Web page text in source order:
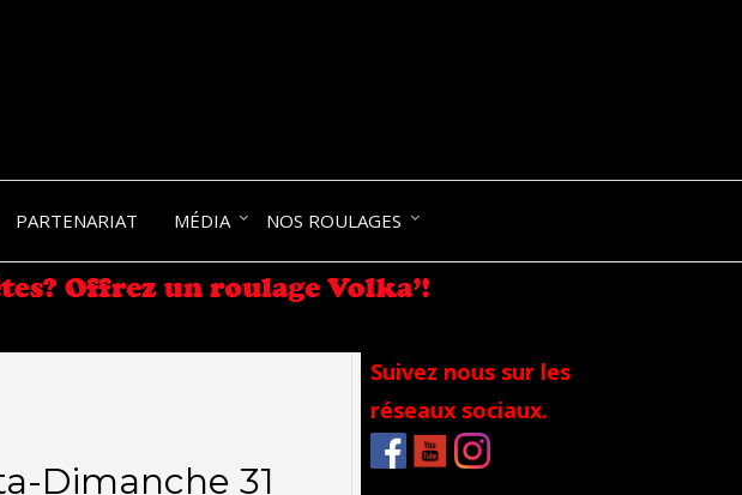
PARTENARIAT MÉDIA NOS ROULAGES
Dimanche 31
Suivez nous sur les
réseaux sociaux.